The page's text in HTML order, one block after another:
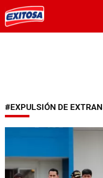
#EXPULSIÓN DE